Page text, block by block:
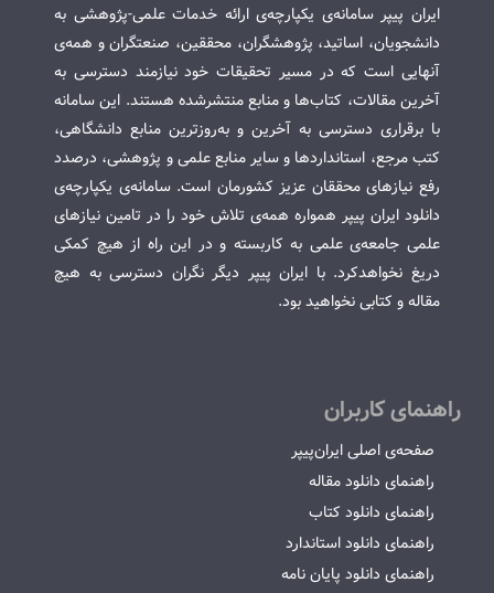
ایران پیپر سامانه‌ی یکپارچه‌ی ارائه خدمات علمی-پژوهشی به
دانشجویان، اساتید، پژوهشگران، محققین، صنعتگران و همه‌ی
آنهایی است که در مسیر تحقیقات خود نیازمند دسترسی به
آخرین مقالات، کتاب‌ها و منابع منتشرشده هستند. این سامانه
با برقراری دسترسی به آخرین و به‌روزترین منابع دانشگاهی،
کتب مرجع، استانداردها و سایر منابع علمی و پژوهشی، درصدد
رفع نیازهای محققان عزیز کشورمان است. سامانه‌ی یکپارچه‌ی
دانلود ایران پیپر همواره همه‌ی تلاش خود را در تامین نیازهای
علمی جامعه‌ی علمی به کاربسته و در این راه از هیچ کمکی
دریغ نخواهدکرد. با ایران پیپر دیگر نگران دسترسی به هیچ
مقاله و کتابی نخواهید بود.
راهنمای کاربران
صفحه‌ی اصلی ایران‌پیپر
راهنمای دانلود مقاله
راهنمای دانلود کتاب
راهنمای دانلود استاندارد
راهنمای دانلود پایان نامه